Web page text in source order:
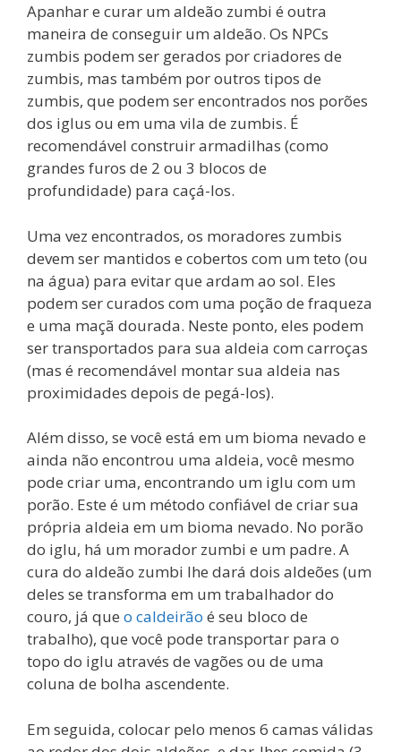
Apanhar e curar um aldeão zumbi é outra
maneira de conseguir um aldeão. Os NPCs
zumbis podem ser gerados por criadores de
zumbis, mas também por outros tipos de
zumbis, que podem ser encontrados nos porões
dos iglus ou em uma vila de zumbis. É
recomendável construir armadilhas (como
grandes furos de 2 ou 3 blocos de
profundidade) para caçá-los.
Uma vez encontrados, os moradores zumbis
devem ser mantidos e cobertos com um teto (ou
na água) para evitar que ardam ao sol. Eles
podem ser curados com uma poção de fraqueza
e uma maçã dourada. Neste ponto, eles podem
ser transportados para sua aldeia com carroças
(mas é recomendável montar sua aldeia nas
proximidades depois de pegá-los).
Além disso, se você está em um bioma nevado e
ainda não encontrou uma aldeia, você mesmo
pode criar uma, encontrando um iglu com um
porão. Este é um método confiável de criar sua
própria aldeia em um bioma nevado. No porão
do iglu, há um morador zumbi e um padre. A
cura do aldeão zumbi lhe dará dois aldeões (um
deles se transforma em um trabalhador do
couro, já que o caldeirão é seu bloco de
trabalho), que você pode transportar para o
topo do iglu através de vagões ou de uma
coluna de bolha ascendente.
Em seguida, colocar pelo menos 6 camas válidas